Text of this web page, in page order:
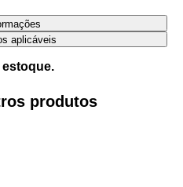
aplicáveis
estoque.
produtos